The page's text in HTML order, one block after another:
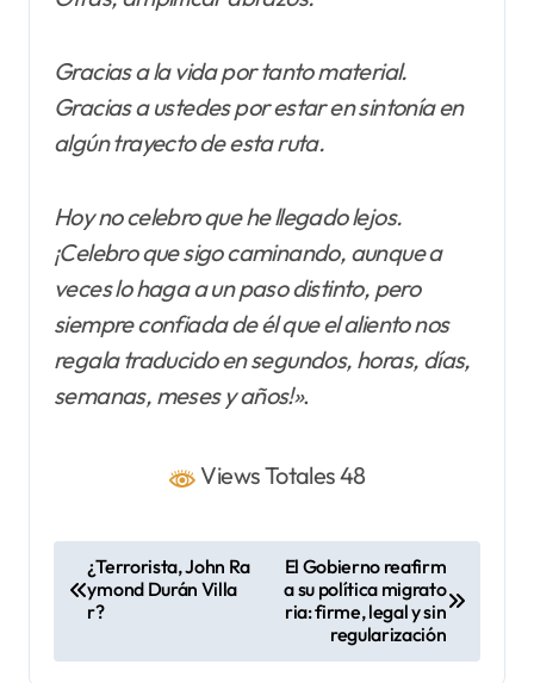
Gracias a la vida por tanto material.
Gracias a ustedes por estar en sintonía en
algún trayecto de esta ruta.
Hoy no celebro que he llegado lejos.
¡Celebro que sigo caminando, aunque a
veces lo haga a un paso distinto, pero
siempre confiada de él que el aliento nos
regala traducido en segundos, horas, días,
semanas, meses y años!».
Views Totales 48
¿Terrorista, John Ra
ymond Durán Villa
r?
El Gobierno reafirm
a su política migrato
ria: firme, legal y sin
regularización